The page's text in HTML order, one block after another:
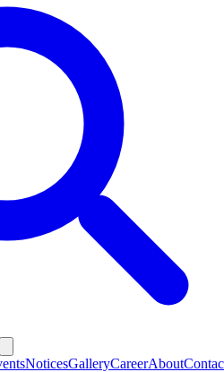
NoticesGalleryCareerAbout